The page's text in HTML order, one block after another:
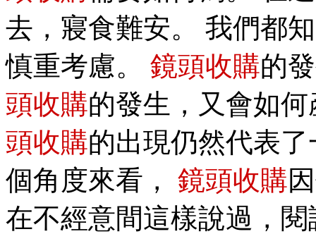
去，寢食難安。 我們都
慎重考慮。 鏡頭收購的
頭收購的發生，又會如
頭收購的出現仍然代表
個角度來看， 鏡頭收購
在不經意間這樣說過，